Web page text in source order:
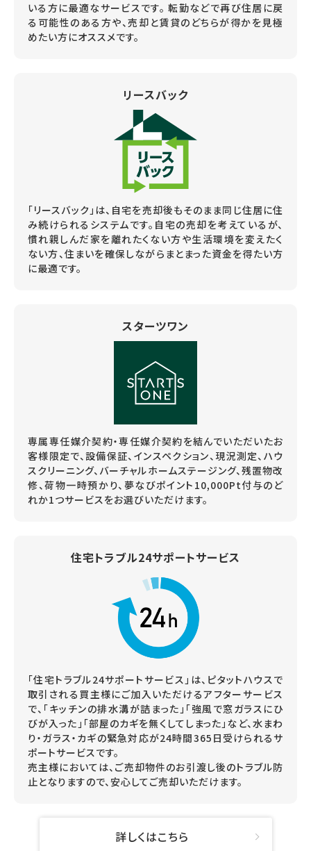
いる方に最適なサービスです。 転勤などで再び住居に戻
る可能性のある方や、売却と賃貸のどちらが得かを見極
めたい方にオススメです。
リースバック
「リースバック」は、自宅を売却後もそのまま同じ住居に住
み続けられるシステムです。自宅の売却を考えているが、
慣れ親しんだ家を離れたくない方や生活環境を変えたく
ない方、住まいを確保しながらまとまった資金を得たい方
に最適です。
スターツワン
専属専任媒介契約・専任媒介契約を結んでいただいたお
客様限定で、設備保証、インスペクション、現況測定、ハウ
スクリーニング、バーチャルホームステージング、残置物改
修、荷物一時預かり、夢なびポイント10,000Pt付与のど
れか1つサービスをお選びいただけます。
住宅トラブル24サポートサービス
「住宅トラブル24サポートサービス」は、ピタットハウスで
取引される買主様にご加入いただけるアフターサービス
で、「キッチンの排水溝が詰まった」「強風で窓ガラスにひ
びが入った」「部屋のカギを無くしてしまった」など、水まわ
り・ガラス・カギの緊急対応が24時間365日受けられるサ
ポートサービスです。
売主様においては、ご売却物件のお引渡し後のトラブル防
止となりますので、安心してご売却いただけます。
詳しくはこちら